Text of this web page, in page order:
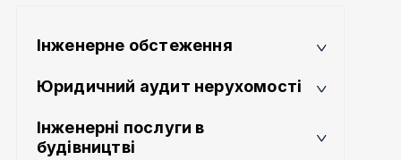
Інженерне обстеження
Юридичний аудит нерухомості
Інженерні послуги в
будівництві